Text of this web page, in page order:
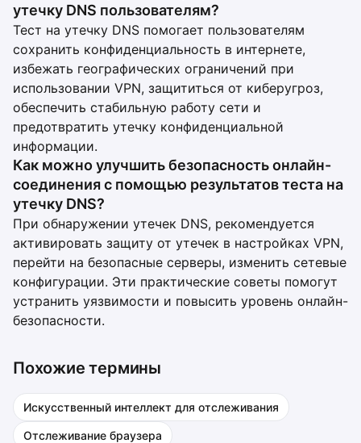
утечку DNS пользователям?
Тест на утечку DNS помогает пользователям
сохранить конфиденциальность в интернете,
избежать географических ограничений при
использовании VPN, защититься от киберугроз,
обеспечить стабильную работу сети и
предотвратить утечку конфиденциальной
информации.
Как можно улучшить безопасность онлайн-
соединения с помощью результатов теста на
утечку DNS?
При обнаружении утечек DNS, рекомендуется
активировать защиту от утечек в настройках VPN,
перейти на безопасные серверы, изменить сетевые
конфигурации. Эти практические советы помогут
устранить уязвимости и повысить уровень онлайн-
безопасности.
Похожие термины
Искусственный интеллект для отслеживания
Отслеживание браузера